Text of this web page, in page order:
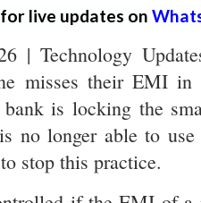
live updates on
| Technology
misses their EMI
is locking the
no longer able to
stop this practice.